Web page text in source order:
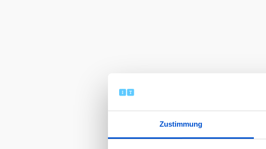
Zustimmung